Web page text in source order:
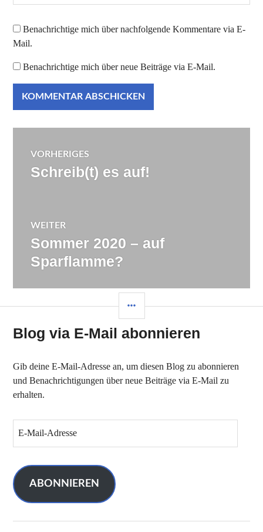
Benachrichtige mich über nachfolgende Kommentare via E-
Mail.
Benachrichtige mich über neue Beiträge via E-Mail.
Beitragsnavigation
VORHERIGES
Vorheriger
Schreib(t) es auf!
WEITER
Nächster
Beitrag:
Sommer 2020 – auf
Sparflamme?
Blog via E-Mail abonnieren
Gib deine E-Mail-Adresse an, um diesen Blog zu abonnieren
und Benachrichtigungen über neue Beiträge via E-Mail zu
erhalten.
i
l
A
ABONNIEREN